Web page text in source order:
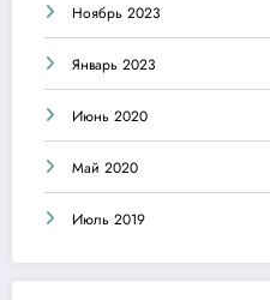
Ноябрь 2023
Январь 2023
Июнь 2020
Май 2020
Июль 2019